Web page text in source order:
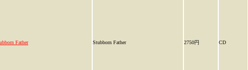
Father Stubborn Father 2750円 CD